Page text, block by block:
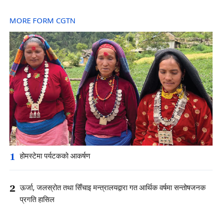
MORE FORM CGTN
1 होमस्टेमा पर्यटकको आकर्षण
2 ऊर्जा, जलस्रोत तथा सिँचाइ मन्त्रालयद्वारा गत आर्थिक वर्षमा सन्तोषजनक
प्रगति हासिल